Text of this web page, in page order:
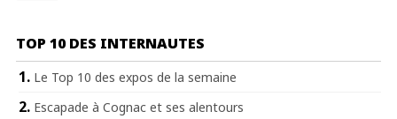
TOP 10 DES INTERNAUTES
Le Top 10 des expos de la semaine
Escapade à Cognac et ses alentours